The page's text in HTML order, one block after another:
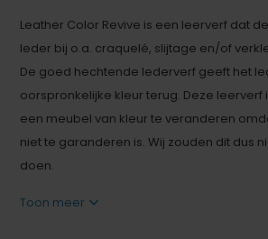
Leather Color Revive is een leerverf dat
leder bij o.a. craquelé, slijtage en/of
De goed hechtende lederverf geeft het
oorspronkelijke kleur terug. Deze leerverf
een meubel van kleur te veranderen
niet te garanderen is. Wij zouden dit dus
doen.
Toon meer